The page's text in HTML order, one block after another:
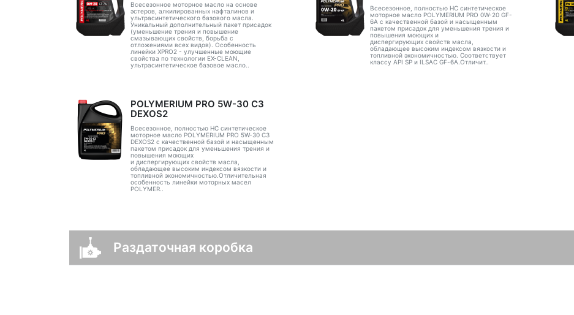
Всесезонное моторное масло на основе
эстеров, алкилированных нафталинов и
ультрасинтетического базового масла.
Уникальный дополнительный пакет присадок
(уменьшение трения и повышение
смазывающих свойств, борьба с
отложениями всех видов). Особенность
линейки XPRO2 - улучшенные моющие
свойства по технологии EX-CLEAN,
ультрасинтетическое базовое масло..
Всесезонное, полностью HC синтетическое
моторное масло POLYMERIUM PRO 0W-20 GF-
6A с качественной базой и насыщенным
пакетом присадок для уменьшения трения и
повышения моющих и
диспергирующих свойств масла,
обладающее высоким индексом вязкости и
топливной экономичностью. Соответствует
классу API SP и ILSAC GF-6A.Отличит..
POLYMERIUM PRO 5W-30 C3
DEXOS2
Всесезонное, полностью HC синтетическое
моторное масло POLYMERIUM PRO 5W-30 C3
DEXOS2 с качественной базой и насыщенным
пакетом присадок для уменьшения трения и
повышения моющих
и диспергирующих свойств масла,
обладающее высоким индексом вязкости и
топливной экономичностью.Отличительная
особенность линейки моторных масел
POLYMER..
Раздаточная коробка